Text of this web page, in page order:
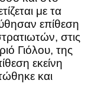
με τα
επίθεση
στις
Γιόλου, της
εκείνη
και